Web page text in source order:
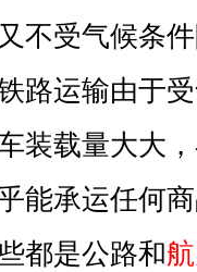
不受气候条
路运输由于
装载量大大
能承运任何
都是公路和